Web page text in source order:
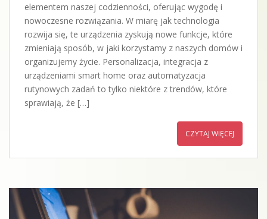
elementem naszej codzienności, oferując wygodę i
nowoczesne rozwiązania. W miarę jak technologia
rozwija się, te urządzenia zyskują nowe funkcje, które
zmieniają sposób, w jaki korzystamy z naszych domów i
organizujemy życie. Personalizacja, integracja z
urządzeniami smart home oraz automatyzacja
rutynowych zadań to tylko niektóre z trendów, które
sprawiają, że […]
CZYTAJ WIĘCEJ